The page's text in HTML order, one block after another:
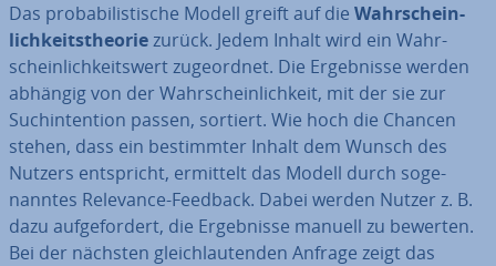
Das pro­ba­bi­lis­ti­sche Modell greift auf die Wahr­schein­
lich­keits­theo­riezurück. Jedem Inhalt wird ein Wahr­
schein­lich­keits­wert zu­ge­ord­net. Die Er­geb­nis­se werden
abhängig von der Wahr­schein­lich­keit, mit der sie zur
Such­in­ten­ti­on passen, sortiert. Wie hoch die Chancen
stehen, dass ein be­stimm­ter Inhalt dem Wunsch des
Nutzers ent­spricht, ermittelt das Modell durch so­ge­
nann­tes Relevance-Feedback. Dabei werden Nutzer z. B.
dazu auf­ge­for­dert, die Er­geb­nis­se manuell zu bewerten.
Bei der nächsten gleich­lau­ten­den Anfrage zeigt das